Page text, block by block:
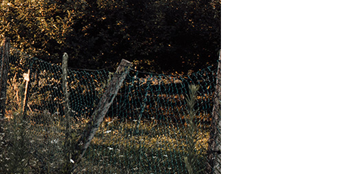
LASTRE
TIPO DEFH1IR